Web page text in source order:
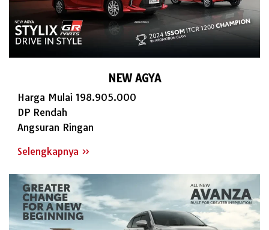
NEW AGYA
Harga Mulai 198.905.000
DP Rendah
Angsuran Ringan
Selengkapnya »